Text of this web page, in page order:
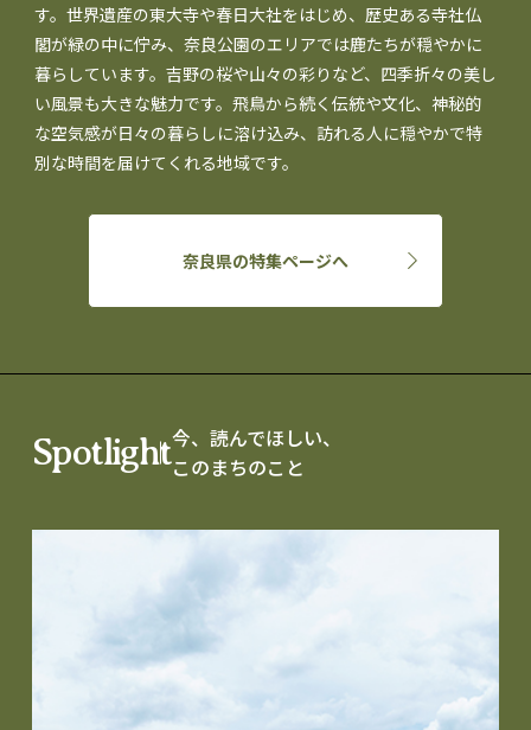
す。世界遺産の東大寺や春日大社をはじめ、歴史ある寺社仏
閣が緑の中に佇み、奈良公園のエリアでは鹿たちが穏やかに
暮らしています。吉野の桜や山々の彩りなど、四季折々の美し
い風景も大きな魅力です。飛鳥から続く伝統や文化、神秘的
な空気感が日々の暮らしに溶け込み、訪れる人に穏やかで特
別な時間を届けてくれる地域です。
奈良県の特集ページへ
Spotlight今、読んでほしい、
このまちのこと